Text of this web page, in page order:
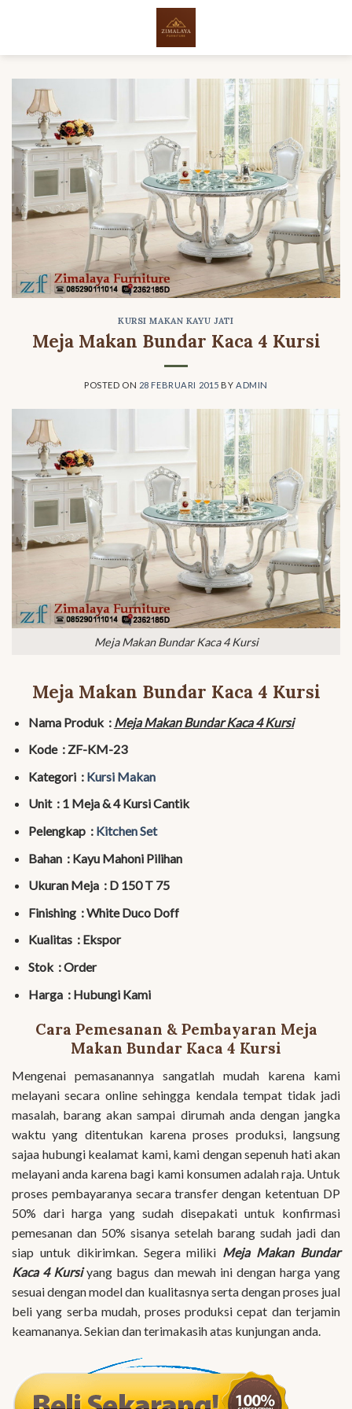
KURSI MAKAN KAYU JATI
Meja Makan Bundar Kaca 4 Kursi
POSTED ON 28 FEBRUARI 2015 BY ADMIN
Meja Makan Bundar Kaca 4 Kursi
Meja Makan Bundar Kaca 4 Kursi
Nama Produk : Meja Makan Bundar Kaca 4 Kursi
Kode : ZF-KM-23
Kategori : Kursi Makan
Unit : 1 Meja & 4 Kursi Cantik
Pelengkap : Kitchen Set
Bahan : Kayu Mahoni Pilihan
Ukuran Meja : D 150 T 75
Finishing : White Duco Doff
Kualitas : Ekspor
Stok : Order
Harga : Hubungi Kami
Cara Pemesanan & Pembayaran Meja
Makan Bundar Kaca 4 Kursi
Mengenai pemasanannya sangatlah mudah karena kami
melayani secara online sehingga kendala tempat tidak jadi
masalah, barang akan sampai dirumah anda dengan jangka
waktu yang ditentukan karena proses produksi, langsung
sajaa hubungi kealamat kami, kami dengan sepenuh hati akan
melayani anda karena bagi kami konsumen adalah raja. Untuk
proses pembayaranya secara transfer dengan ketentuan DP
50% dari harga yang sudah disepakati untuk konfirmasi
pemesanan dan 50% sisanya setelah barang sudah jadi dan
siap untuk dikirimkan. Segera miliki Meja Makan Bundar
Kaca 4 Kursiyang bagus dan mewah ini dengan harga yang
sesuai dengan model dan kualitasnya serta dengan proses jual
beli yang serba mudah, proses produksi cepat dan terjamin
keamananya. Sekian dan terimakasih atas kunjungan anda.